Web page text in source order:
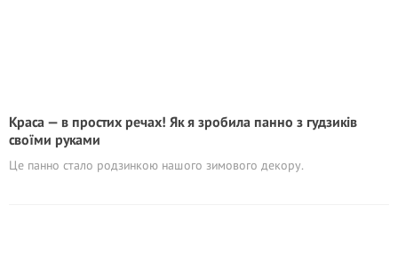
Краса — в простих речах! Як я зробила панно з гудзиків
своїми руками
Це панно стало родзинкою нашого зимового декору.